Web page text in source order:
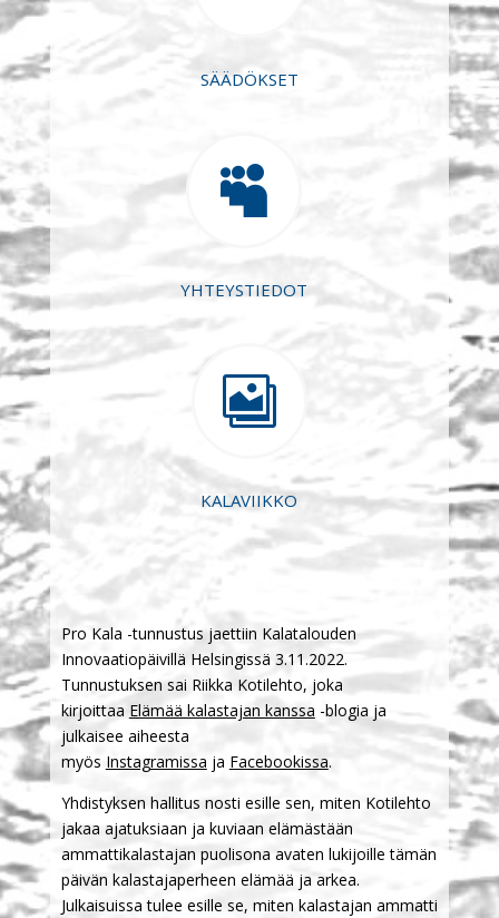
SÄÄDÖKSET

YHTEYSTIEDOT

KALAVIIKKO
Pro Kala -tunnustus jaettiin Kalatalouden
Innovaatiopäivillä Helsingissä 3.11.2022.
Tunnustuksen sai Riikka Kotilehto, joka
kirjoittaa Elämää kalastajan kanssa -blogia ja
julkaisee aiheesta
myös Instagramissa ja Facebookissa.
Yhdistyksen hallitus nosti esille sen, miten Kotilehto
jakaa ajatuksiaan ja kuviaan elämästään
ammattikalastajan puolisona avaten lukijoille tämän
päivän kalastajaperheen elämää ja arkea.
Julkaisuissa tulee esille se, miten kalastajan ammatti